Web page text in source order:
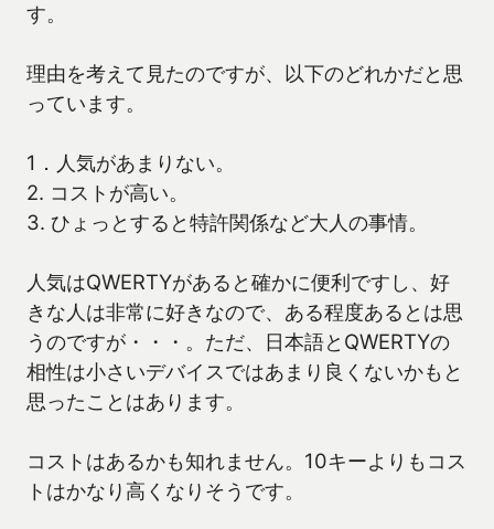
す。
理由を考えて見たのですが、以下のどれかだと思
っています。
1．人気があまりない。
2. コストが高い。
3. ひょっとすると特許関係など大人の事情。
人気はQWERTYがあると確かに便利ですし、好
きな人は非常に好きなので、ある程度あるとは思
うのですが・・・。ただ、日本語とQWERTYの
相性は小さいデバイスではあまり良くないかもと
思ったことはあります。
コストはあるかも知れません。10キーよりもコス
トはかなり高くなりそうです。